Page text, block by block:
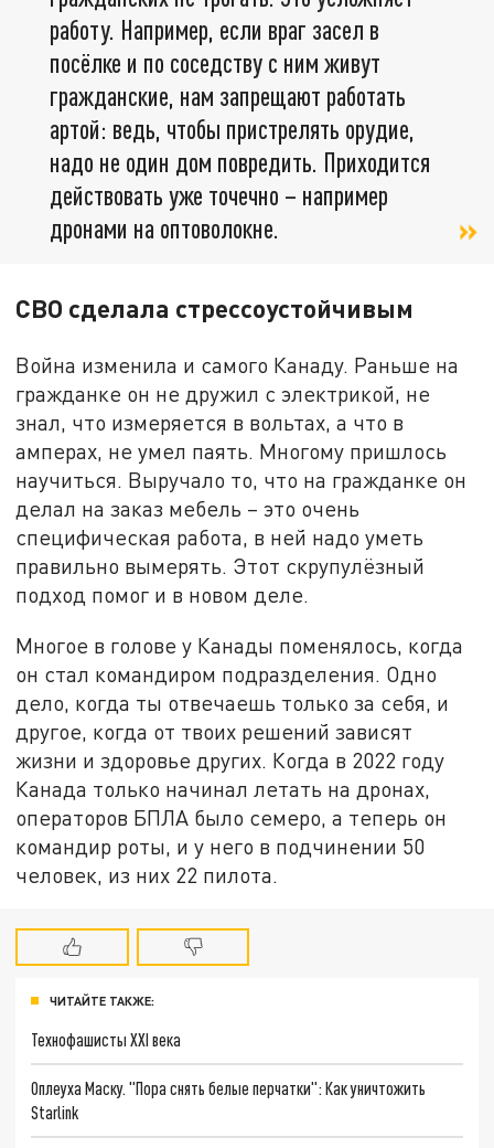
работу. Например, если враг засел в
посёлке и по соседству с ним живут
гражданские, нам запрещают работать
артой: ведь, чтобы пристрелять орудие,
надо не один дом повредить. Приходится
действовать уже точечно – например
дронами на оптоволокне.
СВО сделала стрессоустойчивым
Война изменила и самого Канаду. Раньше на
гражданке он не дружил с электрикой, не
знал, что измеряется в вольтах, а что в
амперах, не умел паять. Многому пришлось
научиться. Выручало то, что на гражданке он
делал на заказ мебель – это очень
специфическая работа, в ней надо уметь
правильно вымерять. Этот скрупулёзный
подход помог и в новом деле.
Многое в голове у Канады поменялось, когда
он стал командиром подразделения. Одно
дело, когда ты отвечаешь только за себя, и
другое, когда от твоих решений зависят
жизни и здоровье других. Когда в 2022 году
Канада только начинал летать на дронах,
операторов БПЛА было семеро, а теперь он
командир роты, и у него в подчинении 50
человек, из них 22 пилота.
ЧИТАЙТЕ ТАКЖЕ:
Технофашисты XXI века
Оплеуха Маску. "Пора снять белые перчатки": Как уничтожить
Starlink